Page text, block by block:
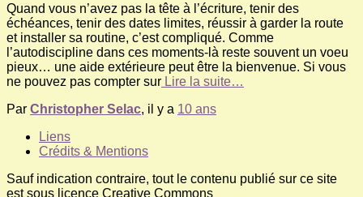
Quand vous n’avez pas la tête à l’écriture, tenir des
échéances, tenir des dates limites, réussir à garder la route
et installer sa routine, c’est compliqué. Comme
l’autodiscipline dans ces moments-là reste souvent un voeu
pieux… une aide extérieure peut être la bienvenue. Si vous
ne pouvez pas compter sur Lire la suite…
Par Christopher Selac, il y a 10 ans
Liens
Crédits & Mentions
Sauf indication contraire, tout le contenu publié sur ce site
est sous licence Creative Commons